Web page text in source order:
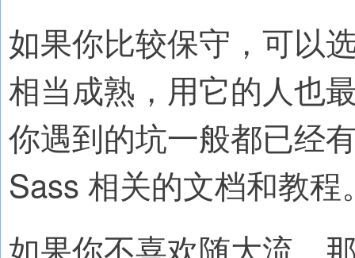
如果你比较保守，可以
相当成熟，用它的人也
你遇到的坑一般都已经
Sass 相关的文档和教程
如果你不喜欢随大流，